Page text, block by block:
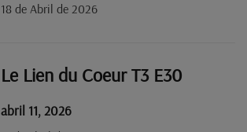
18 de Abril de 2026
Le Lien du Coeur T3 E30
abril 11, 2026